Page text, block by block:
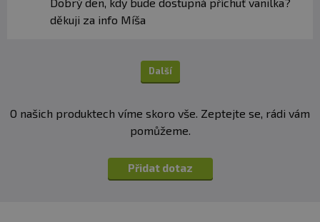
děkuji za info Míša
Další
O našich produktech víme skoro vše. Zeptejte se, rádi vám
pomůžeme.
Přidat dotaz